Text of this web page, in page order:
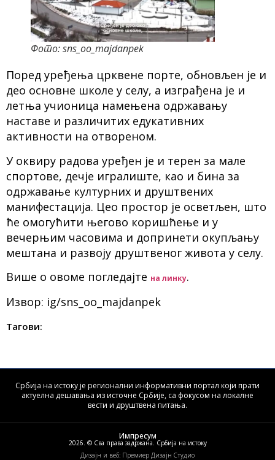
Фото: sns_oo_majdanpek
Поред уређења црквене порте, обновљен је и
део основне школе у селу, а изграђена је и
летња учионица намењена одржавању
наставе и различитих едукативних
активности на отвореном.
У оквиру радова уређен је и терен за мале
спортове, дечје игралиште, као и бина за
одржавање културних и друштвених
манифестација. Цео простор је осветљен, што
ће омогућити његово коришћење и у
вечерњим часовима и допринети окупљању
мештана и развоју друштвеног живота у селу.
Више о овоме погледајте на линку.
Извор: ig/sns_oo_majdanpek
Тагови:
Србија на истоку је регионални информативни портал који прати
актуелна дешавања из источне Србије, са фокусом на локалне
вести и друштвена питања.
2026. © Сва права задржана. Србија на истоку
Импресум
Дизајн и веб: Премиер Дизајн Студио